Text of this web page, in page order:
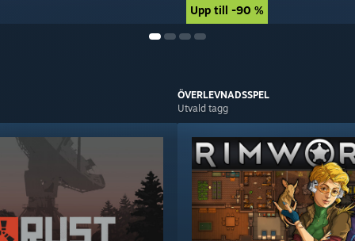
Upp till -90 %
Upp till -90 %
ÖVERLEVNADS­SPEL
Utvald tagg